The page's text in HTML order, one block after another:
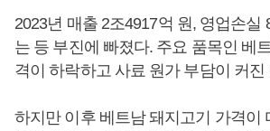
2023년 매출 2조4917억 원, 영업손실
는 등 부진에 빠졌다. 주요 품목인 베
격이 하락하고 사료 원가 부담이 커진
하지만 이후 베트남 돼지고기 가격이